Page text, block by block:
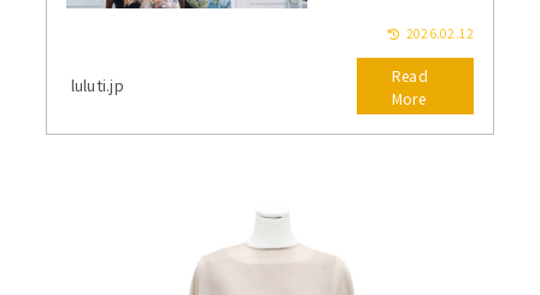
袖をリメイクし...
luluti.jp
2026.02.12